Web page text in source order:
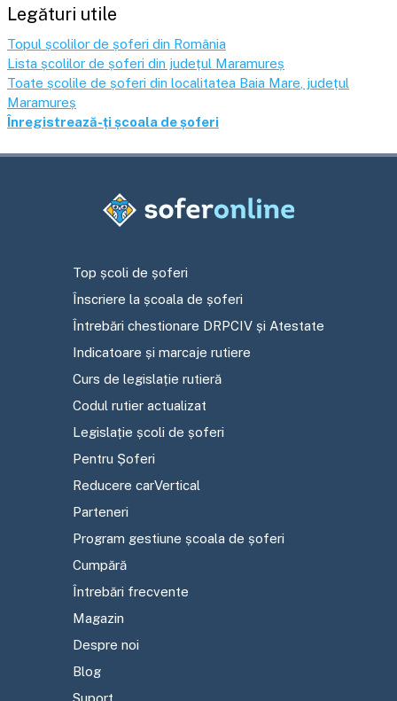
Legături utile
Topul școlilor de șoferi din România
Lista școlilor de șoferi din județul Maramureș
Toate școlile de șoferi din localitatea Baia Mare , județul
Maramureș
Înregistrează-ți școala de șoferi
Top școli de șoferi
Înscriere la școala de șoferi
Întrebări chestionare DRPCIV și Atestate
Indicatoare și marcaje rutiere
Curs de legislație rutieră
Codul rutier actualizat
Legislație școli de șoferi
Pentru Șoferi
Reducere carVertical
Parteneri
Program gestiune școala de șoferi
Cumpără
Întrebări frecvente
Magazin
Despre noi
Blog
Suport